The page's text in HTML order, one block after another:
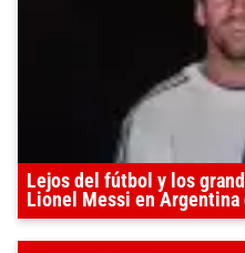
Lejos del fútbol y los
Lionel Messi en Argentina